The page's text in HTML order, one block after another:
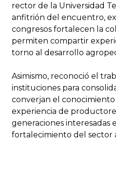
rector de la Universidad
anfitrión del encuentro,
congresos fortalecen la
permiten compartir
torno al desarrollo
Asimismo, reconoció el
instituciones para
converjan el
experiencia de
generaciones interesadas
fortalecimiento del sector